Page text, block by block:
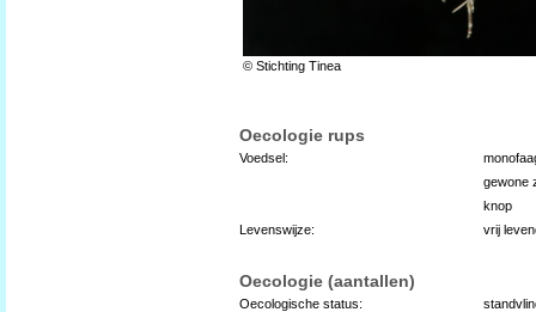
© Stichting Tinea
Oecologie rups
Voedsel:
gewone
knop
Levenswijze:
vrij
Oecologie (aantallen)
Oecologische status: